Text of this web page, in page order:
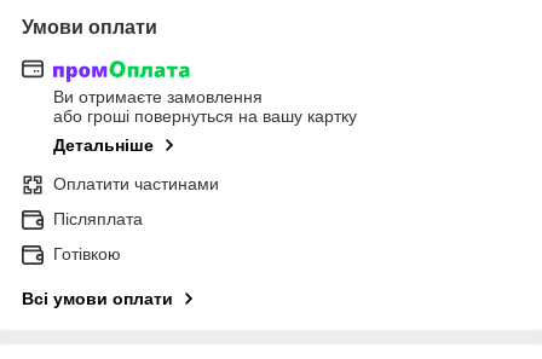
Умови оплати
Ви отримаєте замовлення
або гроші повернуться на вашу картку
Детальніше
Оплатити частинами
Післяплата
Готівкою
Всі умови оплати